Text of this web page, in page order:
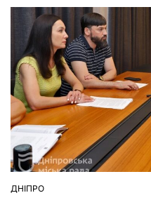
ОПУБЛІКУВАТИ
ДНІПРО